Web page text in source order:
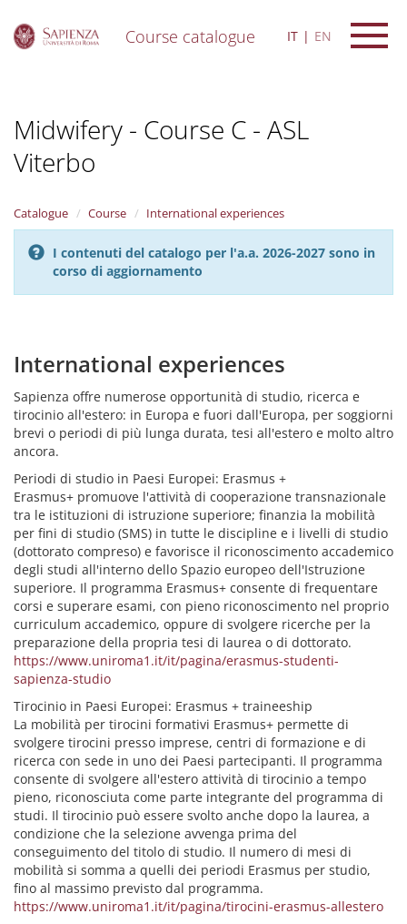
Course catalogue IT EN
Midwifery - Course C - ASL
Viterbo
Catalogue Course International experiences
I contenuti del catalogo per l'a.a. 2026-2027 sono in
corso di aggiornamento
International experiences
Sapienza offre numerose opportunità di studio, ricerca e
tirocinio all'estero: in Europa e fuori dall'Europa, per soggiorni
brevi o periodi di più lunga durata, tesi all'estero e molto altro
ancora.
Periodi di studio in Paesi Europei: Erasmus +
Erasmus+ promuove l'attività di cooperazione transnazionale
tra le istituzioni di istruzione superiore; finanzia la mobilità
per fini di studio (SMS) in tutte le discipline e i livelli di studio
(dottorato compreso) e favorisce il riconoscimento accademico
degli studi all'interno dello Spazio europeo dell'Istruzione
superiore. Il programma Erasmus+ consente di frequentare
corsi e superare esami, con pieno riconoscimento nel proprio
curriculum accademico, oppure di svolgere ricerche per la
preparazione della propria tesi di laurea o di dottorato.
https://www.uniroma1.it/it/pagina/erasmus-studenti-
sapienza-studio
Tirocinio in Paesi Europei: Erasmus + traineeship
La mobilità per tirocini formativi Erasmus+ permette di
svolgere tirocini presso imprese, centri di formazione e di
ricerca con sede in uno dei Paesi partecipanti. Il programma
consente di svolgere all'estero attività di tirocinio a tempo
pieno, riconosciuta come parte integrante del programma di
studi. Il tirocinio può essere svolto anche dopo la laurea, a
condizione che la selezione avvenga prima del
conseguimento del titolo di studio. Il numero di mesi di
mobilità si somma a quelli dei periodi Erasmus per studio,
fino al massimo previsto dal programma.
https://www.uniroma1.it/it/pagina/tirocini-erasmus-allestero